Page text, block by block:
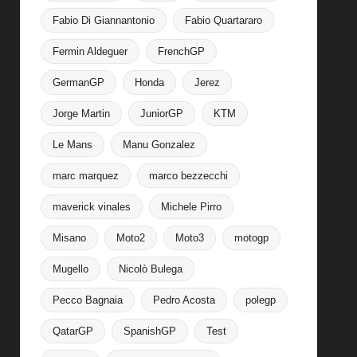
Fabio Di Giannantonio Fabio Quartararo
Fermin Aldeguer FrenchGP
GermanGP Honda Jerez
Jorge Martin JuniorGP KTM
Le Mans Manu Gonzalez
marc marquez marco bezzecchi
maverick vinales Michele Pirro
Misano Moto2 Moto3 motogp
Mugello Nicolò Bulega
Pecco Bagnaia Pedro Acosta polegp
QatarGP SpanishGP Test